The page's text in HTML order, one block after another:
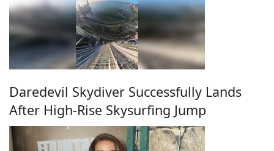
Daredevil Skydiver Successfully Lands
After High-Rise Skysurfing Jump